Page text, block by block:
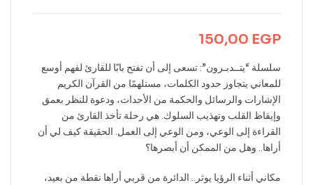
150,00 EGP
سلسلة “يتــدبـرون”: تسعى إلى أن تفتح بابًا للقارئ لفهم أوسع
للمعاني يتجاوز حدود الكلمات، مستلهمًا من القرآن الكريم
الإشارات والرسائل والحكمة من الأحداث، ودعوة للنظر بعمق
وإيقاظ القلب وتهذيب السلوك. هي رحلة تأخذ القارئ من
القراءة إلى الوعي، ومن الوعي إلى العمل. الحقيقة كيف لي أن
أراها.. وهل من الممكن أن أبصرها؟
مكاني أثناء الرؤيا يوثر.. الدائرة من قربي أراها نقطة من بعيد،